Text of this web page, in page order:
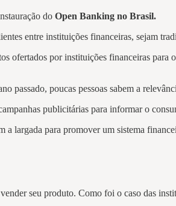
do Open Banking no Brasil.
entre instituições financeiras, sejam
ofertados por instituições financeiras para
passado, poucas pessoas sabem a
publicitárias para informar o
a largada para promover um sistema
seu produto. Como foi o caso das